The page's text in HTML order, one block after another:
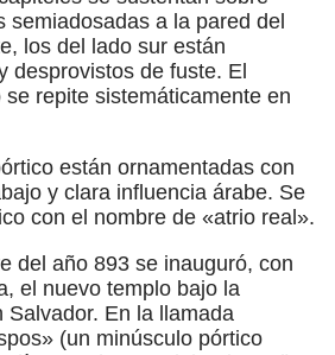
semiadosadas a la pared del
los del lado sur están
desprovistos de fuste. El
repite sistemáticamente en
están ornamentadas con
y clara influencia árabe. Se
con el nombre de «atrio real».
del año 893 se inauguró, con
el nuevo templo bajo la
Salvador. En la llamada
(un minúsculo pórtico